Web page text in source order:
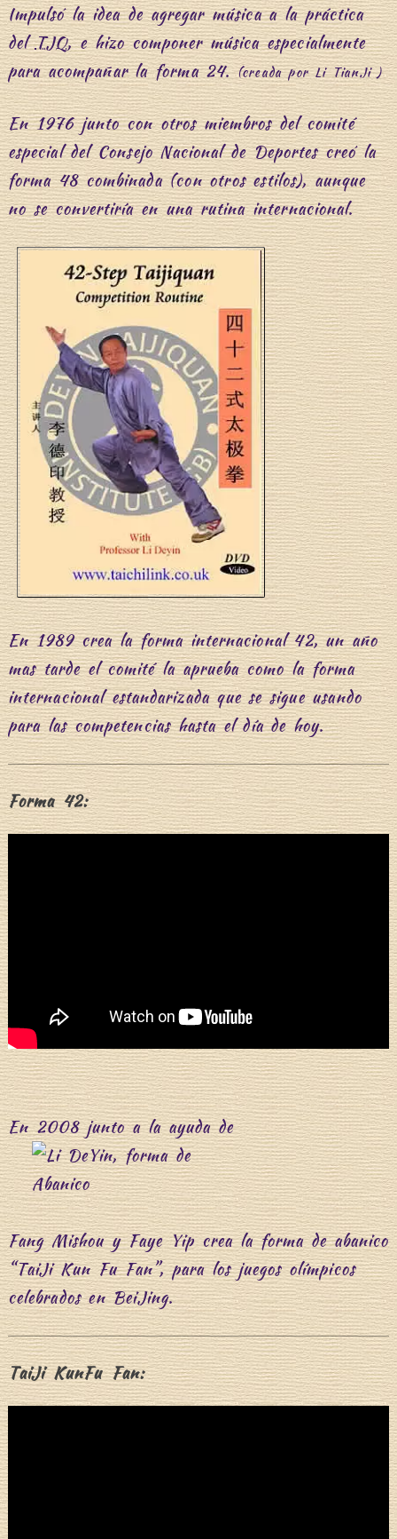
Impulsó la idea de agregar música a la práctica
delTJQ, e hizo componer música especialmente
para acompañar la forma 24.(creada por Li TianJi )
En 1976 junto con otros miembros del comité
especial del Consejo Nacional de Deportes creó la
forma 48 combinada (con otros estilos), aunque
no se convertiría en una rutina internacional.
En 1989 crea la forma internacional 42, un año
mas tarde el comité la aprueba como la forma
internacional estandarizada que se sigue usando
para las competencias hasta el día de hoy.
Forma 42:
En 2008 junto a la ayuda de
Fang Mishou y Faye Yip crea la forma de abanico
“TaiJi Kun Fu Fan”, para los juegos olímpicos
celebrados en BeiJing.
TaiJi KunFu Fan: